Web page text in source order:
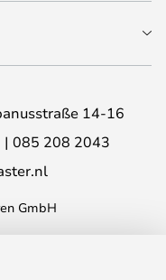
14-16
085 208 2043
GmbH